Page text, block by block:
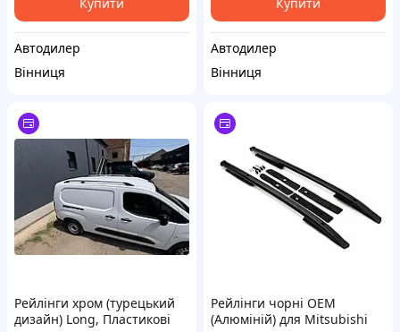
Автодилер
Вінниця
Автодилер
Вінниця
Рейлінги хром (турецький
дизайн) Long, Пластикові
Рейлінги чорні OEM
(Алюміній) для Mitsubishi